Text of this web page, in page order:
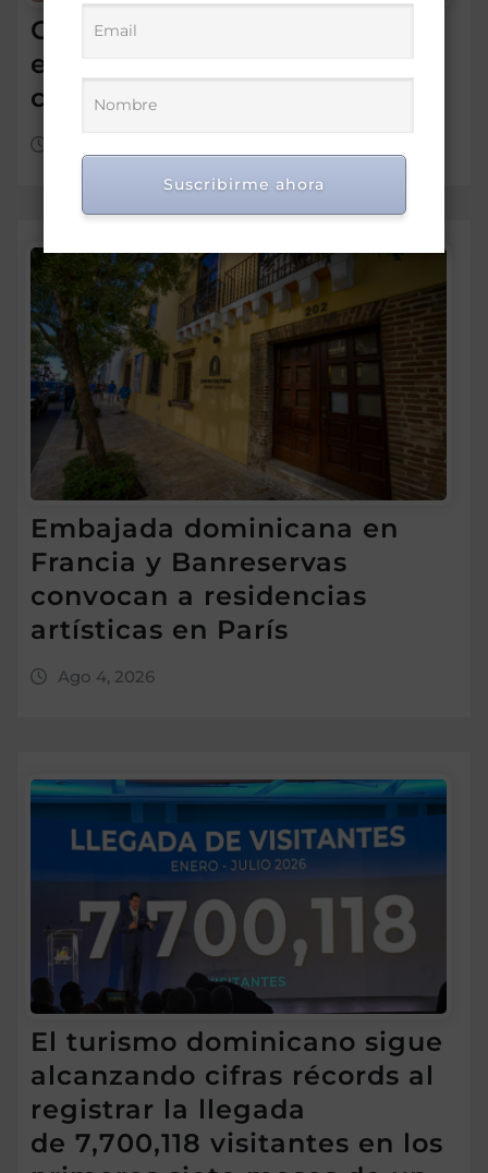
Gobierno premia a 170
estudiantes por méritos en
ciencias y tecnologías
Embajada dominicana en
Francia y Banreservas
convocan a residencias
artísticas en París
Ago 4, 2026
El turismo dominicano sigue
alcanzando cifras récords al
registrar la llegada
de 7,700,118 visitantes en los
Suscribirme ahora